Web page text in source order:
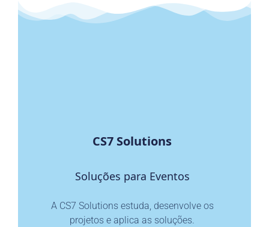
CS7 Solutions
Soluções para Eventos
A CS7 Solutions estuda, desenvolve os
projetos e aplica as soluções.